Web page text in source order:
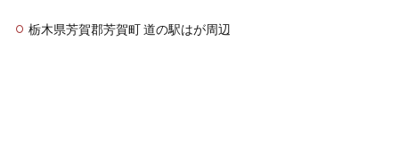
栃木県芳賀郡芳賀町 道の駅はが周辺